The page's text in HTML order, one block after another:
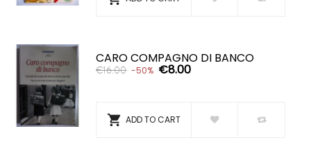
CARO COMPAGNO DI BANCO
€16.00 -50% €8.00
 ADD TO CART